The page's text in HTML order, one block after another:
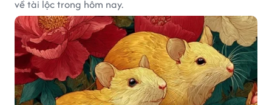
về tài lộc trong hôm nay.